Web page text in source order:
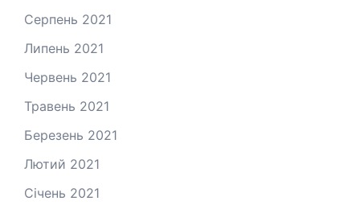
Серпень 2021
Липень 2021
Червень 2021
Травень 2021
Березень 2021
Лютий 2021
Січень 2021